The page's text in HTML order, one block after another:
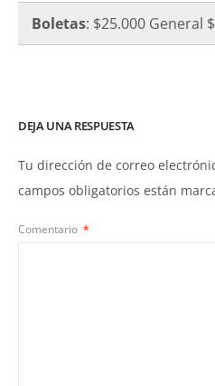
Boletas: $25.000 General
DEJA UNA RESPUESTA
Tu dirección de correo
campos obligatorios están
Comentario *